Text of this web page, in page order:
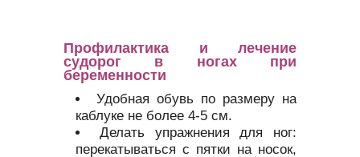
Профилактика и лечение
судорог в ногах при
беременности
Удобная обувь по размеру на
каблуке не более 4-5 см.
Делать упражнения для ног:
перекатываться с пятки на носок,